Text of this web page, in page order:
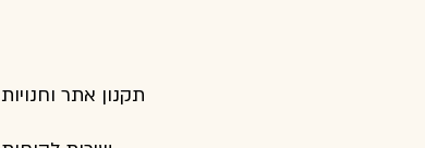
תקנון אתר וחנויות